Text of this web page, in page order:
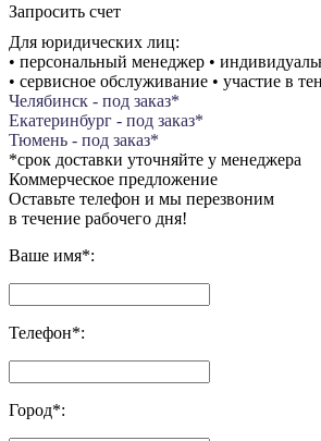
Запросить счет
Для юридических лиц:
• персональный менеджер •
• сервисное обслуживание • участие в
Челябинск - под заказ*
Екатеринбург - под заказ*
Тюмень - под заказ*
*срок доставки уточняйте у менеджера
Коммерческое предложение
Оставьте телефон и мы перезвоним
в течение рабочего дня!
Ваше имя*:
Телефон*:
Город*: